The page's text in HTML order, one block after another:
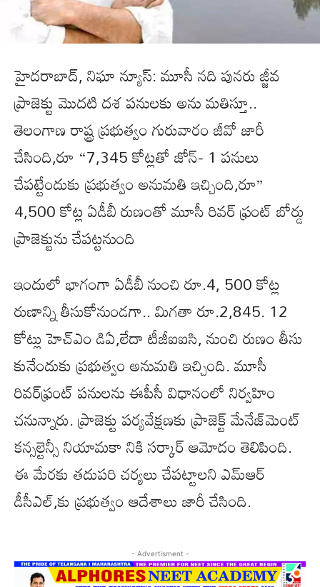
హైదరాబాద్, నిఘా న్యూస్: మూసీ నది పునరు జ్జీవ
ప్రాజెక్టు మొదటి దశ పనులకు అను మతిస్తూ..
తెలంగాణ రాష్ట్ర ప్రభుత్వం గురువారం జీవో జారీ
చేసింది,రూ “7,345 కోట్లతో జోన్- 1 పనులు
చేపట్టేందుకు ప్రభుత్వం అనుమతి ఇచ్చింది,రూ”
4,500 కోట్ల ఏడీబీ రుణంతో మూసీ రివర్ ఫ్రంట్ బోర్డు
ప్రాజెక్టును చేపట్టనుంది
ఇందులో భాగంగా ఏడీబీ నుంచి రూ.4, 500 కోట్ల
రుణాన్ని తీసుకోనుండగా.. మిగతా రూ.2,845. 12
కోట్లు హెచ్ఎం డిఏ,లేదా టీజీఐఐసి, నుంచి రుణం తీసు
కునేందుకు ప్రభుత్వం అనుమతి ఇచ్చింది. మూసీ
రివర్‌ఫ్రంట్ పనులను ఈపీసీ విధానంలో నిర్వహిం
చనున్నారు. ప్రాజెక్టు పర్యవేక్షణకు ప్రాజెక్ట్‌ మేనేజ్‌మెంట్‌
కన్సల్టెన్సీ నియామకా నికి సర్కార్ ఆమోదం తెలిపింది.
ఈ మేరకు తదుపరి చర్యలు చేపట్టాలని ఎమ్‌ఆర్‌
డీసీఎల్‌,కు ప్రభుత్వం ఆదేశాలు జారీ చేసింది.
- Advertisment -